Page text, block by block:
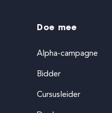
Doe mee
Alpha-campagne
Bidder
Cursusleider